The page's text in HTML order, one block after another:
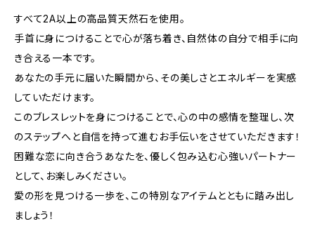
すべて2A以上の高品質天然石を使用。
手首に身につけることで心が落ち着き、自然体の自分で相手に向
き合える一本です。
あなたの手元に届いた瞬間から、その美しさとエネルギーを実感
していただけます。
このブレスレットを身につけることで、心の中の感情を整理し、次
のステップへと自信を持って進むお手伝いをさせていただきます！
困難な恋に向き合うあなたを、優しく包み込む心強いパートナー
として、お楽しみください。
愛の形を見つける一歩を、この特別なアイテムとともに踏み出し
ましょう！